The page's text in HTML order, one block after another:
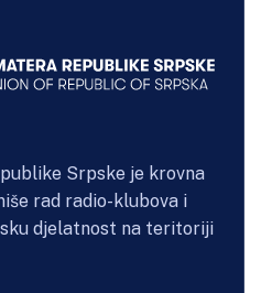
Srpske je krovna
rad radio-klubova i
djelatnost na teritoriji